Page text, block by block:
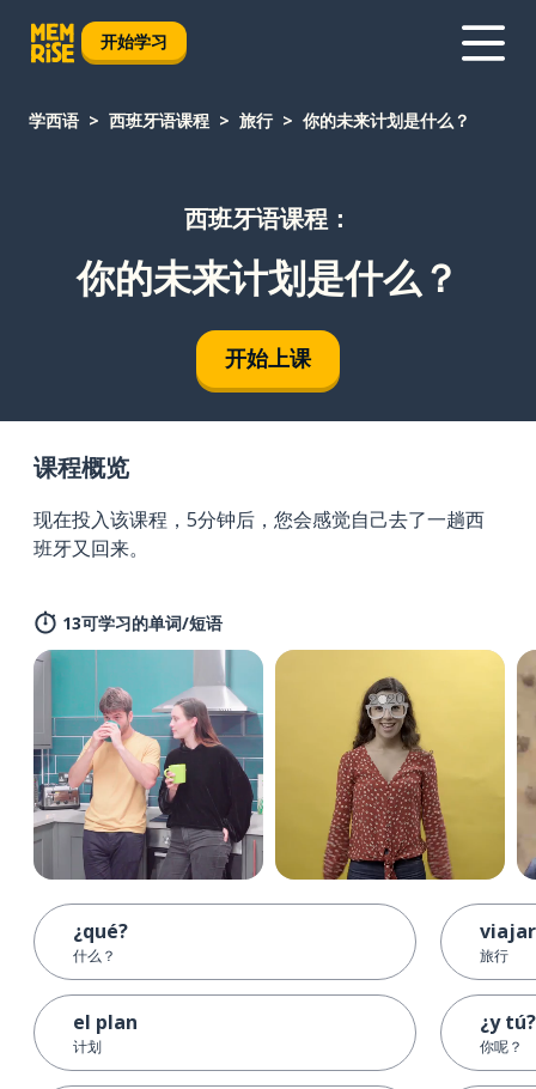
开始学习
学西语 西班牙语课程 旅行 你的未来计划是什么？
西班牙语课程：
你的未来计划是什么？
开始上课
课程概览
现在投入该课程，5分钟后，您会感觉自己去了一趟西
班牙又回来。
13可学习的单词/短语
¿qué?
什么？
el plan
计划
viajar
旅行
¿y tú?
你呢？